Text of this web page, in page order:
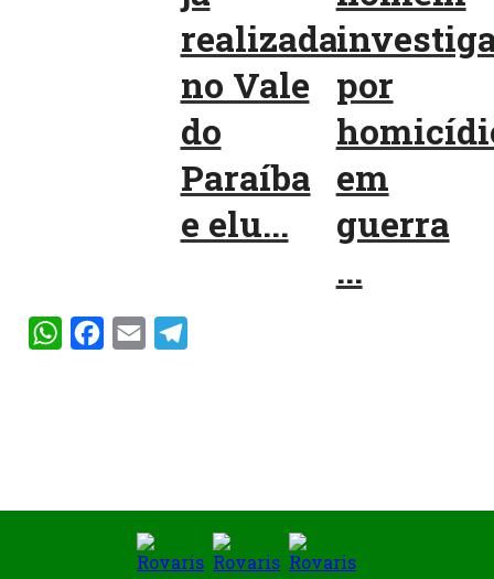
realizada
no Vale
do
Paraíba
e elu...
por
em
guerra
...
WhatsAppFacebook
Email